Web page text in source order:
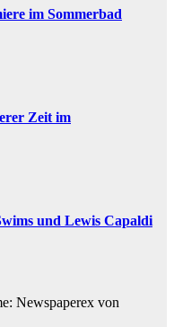
im Sommerbad
Zeit im
und Lewis Capaldi
Newspaperex von